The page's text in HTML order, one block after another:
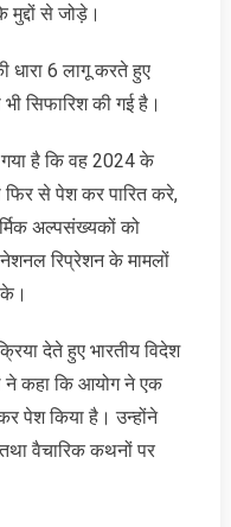
मुद्दों से जोड़े।
धारा 6 लागू करते हुए
सिफारिश की गई है।
है कि वह 2024 के
फिर से पेश कर पारित करे,
अल्पसंख्यकों को
रिप्रेशन के मामलों
देते हुए भारतीय विदेश
ने कहा कि आयोग ने एक
पेश किया है। उन्होंने
वैचारिक कथनों पर